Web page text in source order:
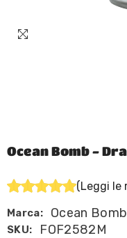
Ocean Bomb -
(Leggi le
Marca: Ocean Bomb
SKU: FOF2582M